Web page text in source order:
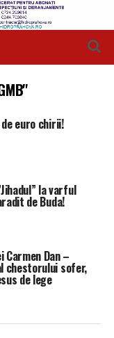
euro chirii!
la varful
de Buda!
Carmen Dan –
chestorului sofer,
de lege